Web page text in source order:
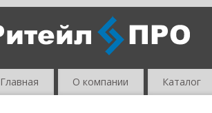
Главная О компании Каталог